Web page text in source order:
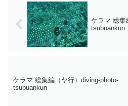
ケラマ 総集
tsubuankun
ケラマ 総集編（ヤ行）diving-photo‐
tsubuankun